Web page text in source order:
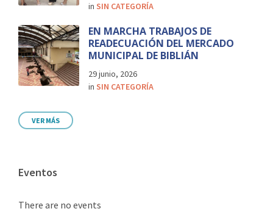
in SIN CATEGORÍA
EN MARCHA TRABAJOS DE
READECUACIÓN DEL MERCADO
MUNICIPAL DE BIBLIÁN
29 junio, 2026
in SIN CATEGORÍA
VER MÁS
Eventos
There are no events